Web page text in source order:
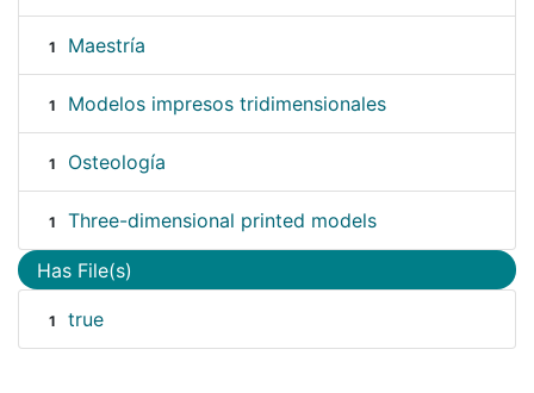
1 Maestría
1 Modelos impresos tridimensionales
1 Osteología
1 Three-dimensional printed models
Has File(s)
1 true